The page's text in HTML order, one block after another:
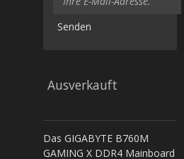
Senden
Ausverkauft
Das GIGABYTE B760M
GAMING X DDR4 Mainboard